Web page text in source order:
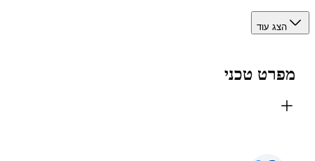
הצג עוד
טכני